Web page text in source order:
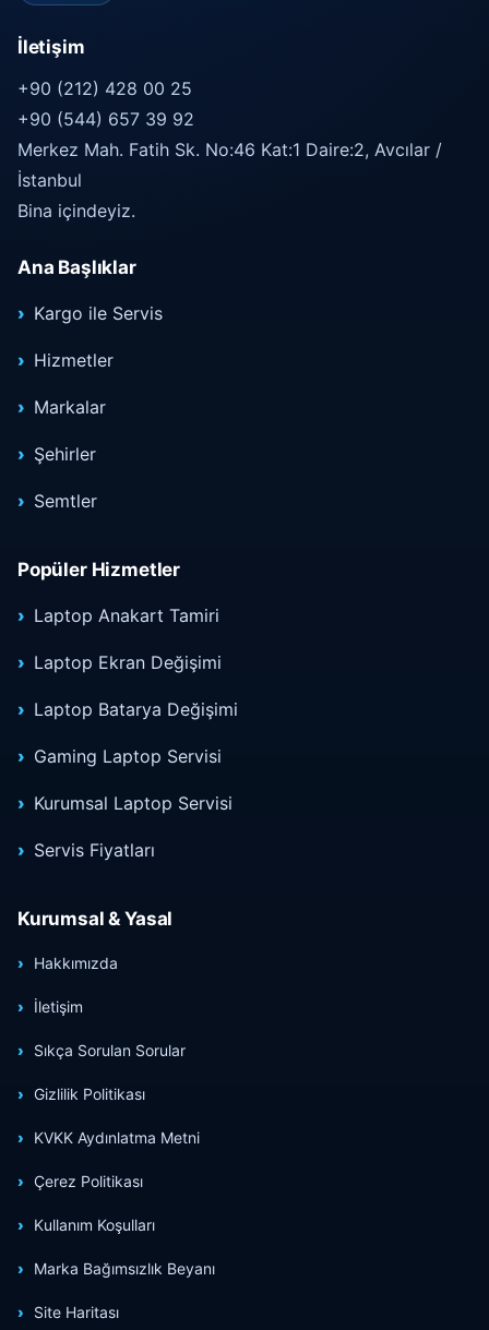
İletişim
+90 (212) 428 00 25
+90 (544) 657 39 92
Merkez Mah. Fatih Sk. No:46 Kat:1 Daire:2, Avcılar /
İstanbul
Bina içindeyiz.
Ana Başlıklar
Kargo ile Servis
Hizmetler
Markalar
Şehirler
Semtler
Popüler Hizmetler
Laptop Anakart Tamiri
Laptop Ekran Değişimi
Laptop Batarya Değişimi
Gaming Laptop Servisi
Kurumsal Laptop Servisi
Servis Fiyatları
Kurumsal & Yasal
Hakkımızda
İletişim
Sıkça Sorulan Sorular
Gizlilik Politikası
KVKK Aydınlatma Metni
Çerez Politikası
Kullanım Koşulları
Marka Bağımsızlık Beyanı
Site Haritası